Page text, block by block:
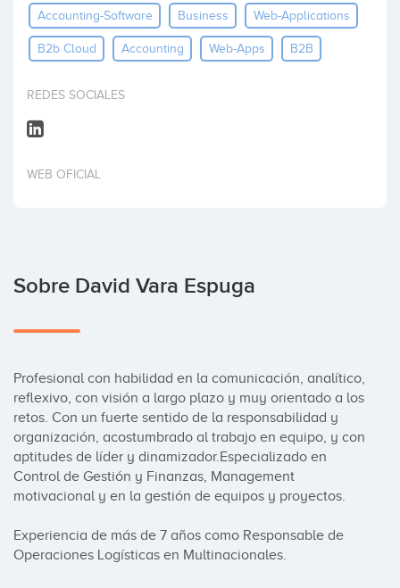
Invertir
Accounting-Software Business Web-Applications
B2b Cloud Accounting Web-Apps B2B
REDES SOCIALES
WEB OFICIAL
Sobre David Vara Espuga
Profesional con habilidad en la comunicación, analítico,
reflexivo, con visión a largo plazo y muy orientado a los
retos. Con un fuerte sentido de la responsabilidad y
organización, acostumbrado al trabajo en equipo, y con
aptitudes de líder y dinamizador.Especializado en
Control de Gestión y Finanzas, Management
motivacional y en la gestión de equipos y proyectos.
Experiencia de más de 7 años como Responsable de
Operaciones Logísticas en Multinacionales.